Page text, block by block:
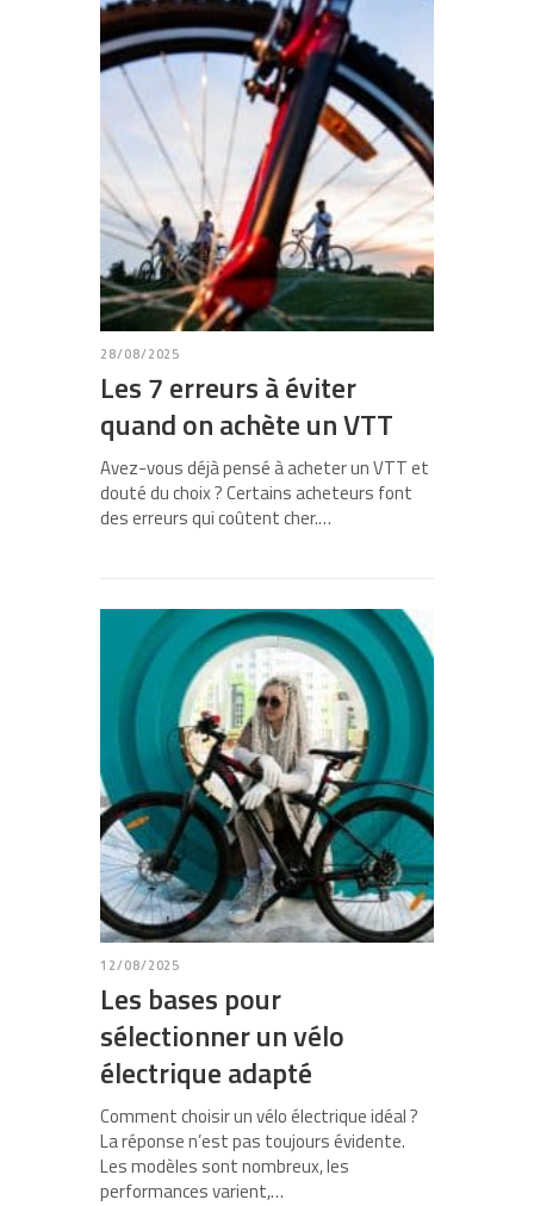
28/08/2025
Les 7 erreurs à éviter
quand on achète un VTT
Avez-vous déjà pensé à acheter un VTT et
douté du choix ? Certains acheteurs font
des erreurs qui coûtent cher.…
12/08/2025
Les bases pour
sélectionner un vélo
électrique adapté
Comment choisir un vélo électrique idéal ?
La réponse n’est pas toujours évidente.
Les modèles sont nombreux, les
performances varient,…